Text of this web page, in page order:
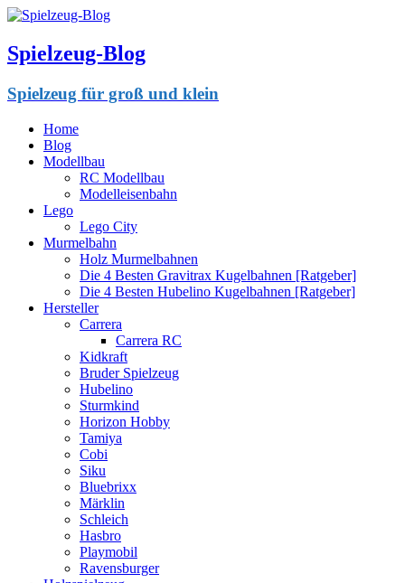
Spielzeug-Blog
Spielzeug für groß und klein
Home
Blog
Modellbau
RC Modellbau
Modelleisenbahn
Lego
Lego City
Murmelbahn
Holz Murmelbahnen
Die 4 Besten Gravitrax Kugelbahnen [Ratgeber]
Die 4 Besten Hubelino Kugelbahnen [Ratgeber]
Hersteller
Carrera
Carrera RC
Kidkraft
Bruder Spielzeug
Hubelino
Sturmkind
Horizon Hobby
Tamiya
Cobi
Siku
Bluebrixx
Märklin
Schleich
Hasbro
Playmobil
Ravensburger